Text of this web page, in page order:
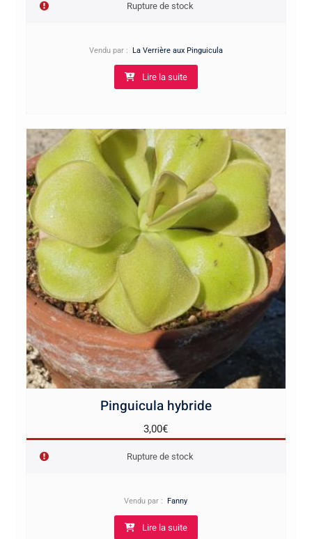
Rupture de stock
Vendu par : La Verrière aux Pinguicula
Lire la suite
Pinguicula hybride
3,00€
Rupture de stock
Vendu par :Fanny
Lire la suite